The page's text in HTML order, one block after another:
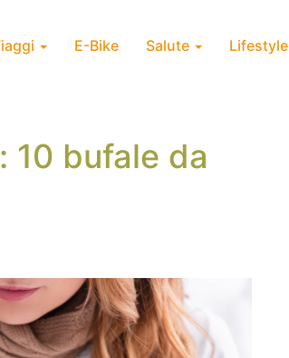
E-Bike Salute Lifestyle
10 bufale da